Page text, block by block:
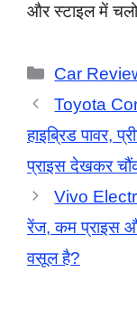
और स्टाइल में चलो
Car
Toyota
हाइब्रिड पावर,
प्राइस देखकर
Vivo
रेंज, कम प्राइस
वसूल है?